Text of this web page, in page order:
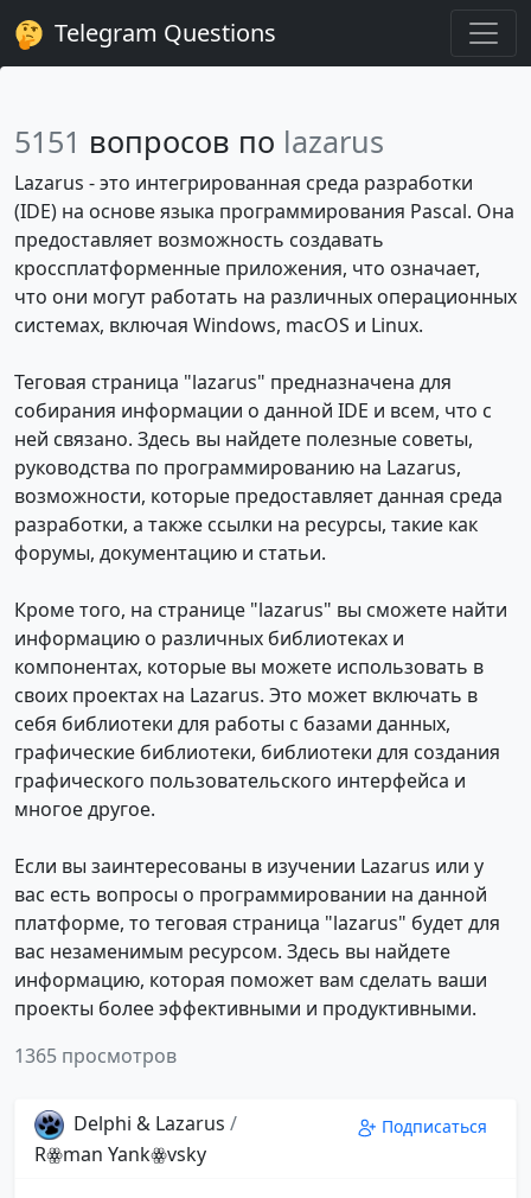
Telegram Questions
5151 вопросов по lazarus
Lazarus - это интегрированная среда разработки
(IDE) на основе языка программирования Pascal. Она
предоставляет возможность создавать
кроссплатформенные приложения, что означает,
что они могут работать на различных операционных
системах, включая Windows, macOS и Linux.
Теговая страница "lazarus" предназначена для
собирания информации о данной IDE и всем, что с
ней связано. Здесь вы найдете полезные советы,
руководства по программированию на Lazarus,
возможности, которые предоставляет данная среда
разработки, а также ссылки на ресурсы, такие как
форумы, документацию и статьи.
Кроме того, на странице "lazarus" вы сможете найти
информацию о различных библиотеках и
компонентах, которые вы можете использовать в
своих проектах на Lazarus. Это может включать в
себя библиотеки для работы с базами данных,
графические библиотеки, библиотеки для создания
графического пользовательского интерфейса и
многое другое.
Если вы заинтересованы в изучении Lazarus или у
вас есть вопросы о программировании на данной
платформе, то теговая страница "lazarus" будет для
вас незаменимым ресурсом. Здесь вы найдете
информацию, которая поможет вам сделать ваши
проекты более эффективными и продуктивными.
1365 просмотров
Delphi & Lazarus /
Rꙮman Yankꙮvsky
Подписаться